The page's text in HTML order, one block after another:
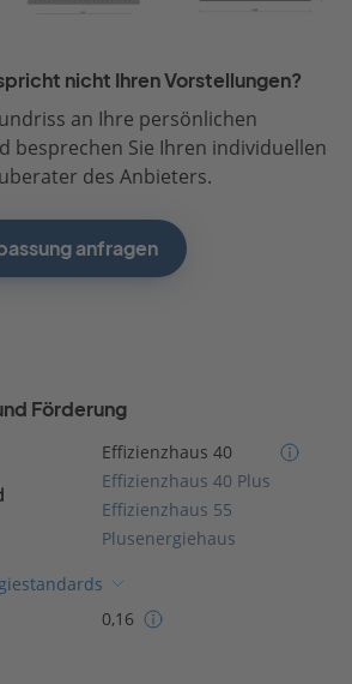
nicht Ihren Vorstellungen?
an Ihre persönlichen
besprechen Sie Ihren individuellen
des Anbieters.
anfragen
Förderung
Effizienzhaus 40
Effizienzhaus 40 Plus
Effizienzhaus 55
Plusenergiehaus
0,16